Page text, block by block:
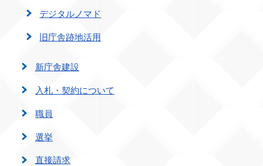
デジタルノマド
旧庁舎跡地活用
新庁舎建設
入札・契約について
職員
選挙
直接請求